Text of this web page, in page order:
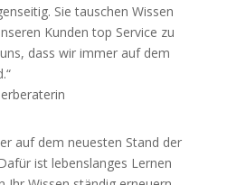
Sie tauschen Wissen
Kunden top Service zu
dass wir immer auf dem
auf dem neuesten Stand der
ist lebenslanges Lernen